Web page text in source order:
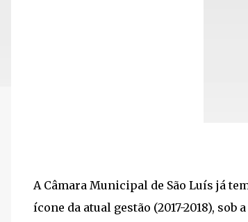
A Câmara Municipal de São Luís já
ícone da atual gestão (2017-2018),